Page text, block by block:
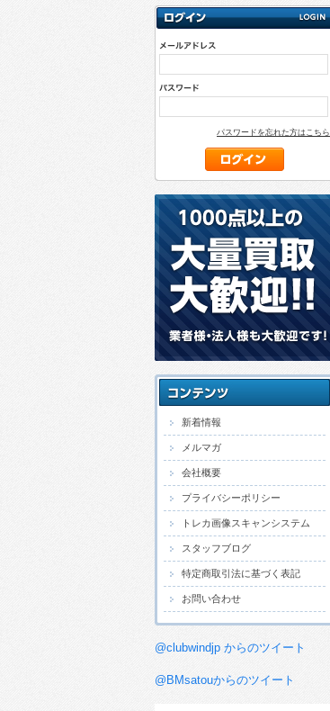
パスワードを忘れた方はこちら
新着情報
メルマガ
会社概要
プライバシーポリシー
トレカ画像スキャンシステム
スタッフブログ
特定商取引法に基づく表記
お問い合わせ
@clubwindjp からのツイート
@BMsatouからのツイート